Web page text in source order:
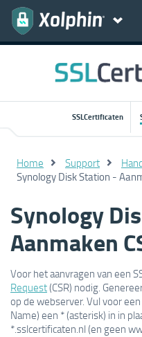
SSLCertificaten
Home Support
Synology Disk Station -
Synology
Aanmaken
Voor het aanvragen van een
Request(CSR) nodig.
op de webserver. Vul voor een
Name) een * (asterisk) in in
*.sslcertificaten.nl (en geen